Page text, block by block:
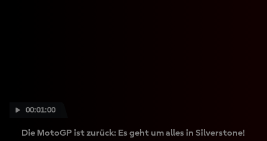
00:01:00
Die MotoGP ist zurück: Es geht um alles in Silverstone!